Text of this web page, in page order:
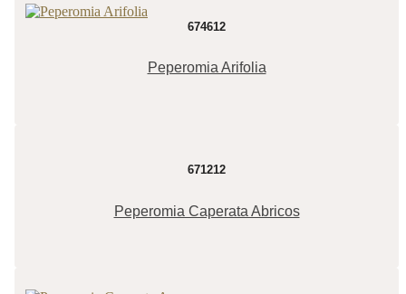
674612
Peperomia Arifolia
671212
Peperomia Caperata Abricos